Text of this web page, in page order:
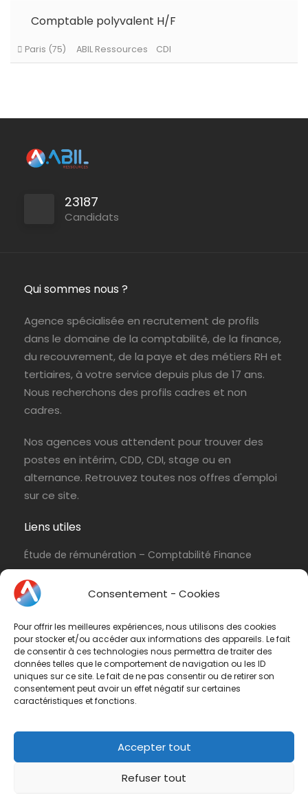
Consentement - Cookies
Pour offrir les meilleures expériences, nous utilisons des cookies
pour stocker et/ou accéder aux informations des appareils. Le fait
de consentir à ces technologies nous permettra de traiter des
données telles que le comportement de navigation ou les ID
uniques sur ce site. Le fait de ne pas consentir ou de retirer son
consentement peut avoir un effet négatif sur certaines
caractéristiques et fonctions.
Accepter tout
Refuser tout
Palaiseau ABIL Ressources CDI
Comptable polyvalent H/F
Paris (75) ABIL Ressources
23187
Candidats
Qui sommes nous ?
Agence spécialisée en recrutement de profils
dans le domaine de la comptabilité, de la finance,
du recouvrement, de la paye et des métiers RH et
tertiaires, à votre service depuis plus de 17 ans.
Nous recherchons des profils cadres et non
cadres.
Nos agences vous attendent pour trouver des
postes en intérim, CDD, CDI, stage ou en
alternance. Retrouvez toutes nos offres d'emploi
sur ce site.
Liens utiles
Étude de rémunération – Comptabilité Finance
Conditions d’utilisation & Politique de
confidentialité
Conditions générales de vente
Contactez-nous
Vous avez une question ? N'hésitez pas à nous
01 47 42 90 73